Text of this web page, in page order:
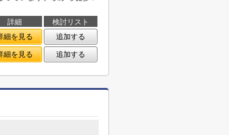
詳細
検討リスト
細を見る
追加する
細を見る 追加する